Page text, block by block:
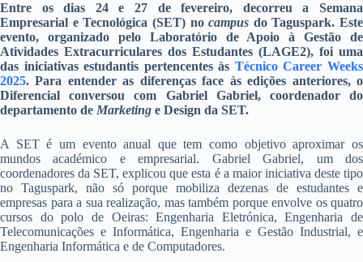
Entre os dias 24 e 27 de fevereiro, decorreu a Semana
Empresarial e Tecnológica (SET) nocampus do Taguspark. Este
evento, organizado pelo Laboratório de Apoio à Gestão de
Atividades Extracurriculares dos Estudantes (LAGE2), foi uma
das iniciativas estudantis pertencentes às Técnico Career Weeks
2025. Para entender as diferenças face às edições anteriores, o
Diferencial conversou com Gabriel Gabriel, coordenador do
departamento de Marketing e Design da SET.
A SET é um evento anual que tem como objetivo aproximar os
mundos académico e empresarial. Gabriel Gabriel, um dos
coordenadores da SET, explicou que esta é a maior iniciativa deste tipo
no Taguspark, não só porque mobiliza dezenas de estudantes e
empresas para a sua realização, mas também porque envolve os quatro
cursos do polo de Oeiras: Engenharia Eletrónica, Engenharia de
Telecomunicações e Informática, Engenharia e Gestão Industrial, e
Engenharia Informática e de Computadores.